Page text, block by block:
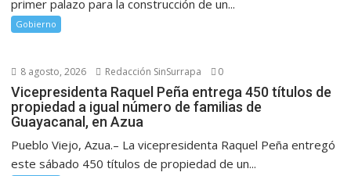
primer palazo para la construcción de un...
Gobierno
8 agosto, 2026 Redacción SinSurrapa 0
Vicepresidenta Raquel Peña entrega 450 títulos de
propiedad a igual número de familias de
Guayacanal, en Azua
Pueblo Viejo, Azua.– La vicepresidenta Raquel Peña entregó
este sábado 450 títulos de propiedad de un...